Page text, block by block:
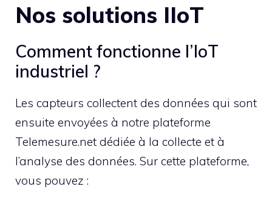
Nos solutions IIoT
Comment fonctionne l’IoT
industriel ?
Les capteurs collectent des données qui sont
ensuite envoyées à notre plateforme
Telemesure.net dédiée à la collecte et à
l’analyse des données. Sur cette plateforme,
vous pouvez :